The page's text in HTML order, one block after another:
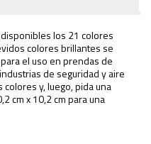
los 21 colores
colores brillantes se
el uso en prendas de
de seguridad y aire
y, luego, pida una
cm x 10,2 cm para una